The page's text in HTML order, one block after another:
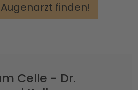
finden!
Celle - Dr.